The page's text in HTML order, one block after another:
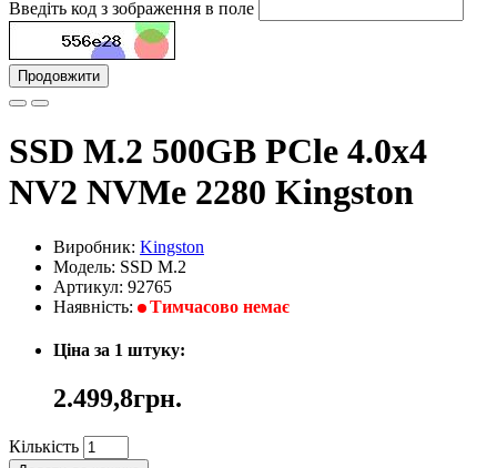
Введіть код з зображення в поле
Продовжити
SSD M.2 500GB PCle 4.0x4
NV2 NVMe 2280 Kingston
Виробник: Kingston
Модель: SSD M.2
Артикул: 92765
Наявність:
Тимчасово немає
Ціна за 1 штуку:
2.499,8грн.
Кількість